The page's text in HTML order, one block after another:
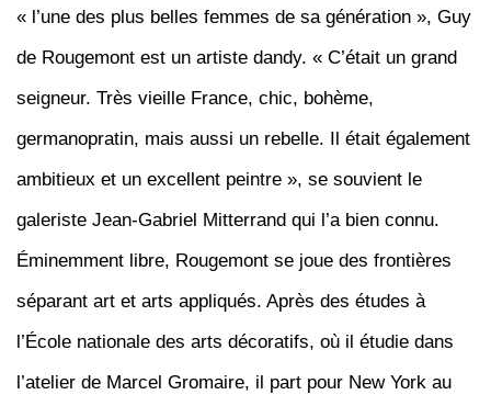
« l’une des plus belles femmes de sa génération », Guy
de Rougemont est un artiste dandy. « C’était un grand
seigneur. Très vieille France, chic, bohème,
germanopratin, mais aussi un rebelle. Il était également
ambitieux et un excellent peintre », se souvient le
galeriste Jean-Gabriel Mitterrand qui l’a bien connu.
Éminemment libre, Rougemont se joue des frontières
séparant art et arts appliqués. Après des études à
l’École nationale des arts décoratifs, où il étudie dans
l’atelier de Marcel Gromaire, il part pour New York au